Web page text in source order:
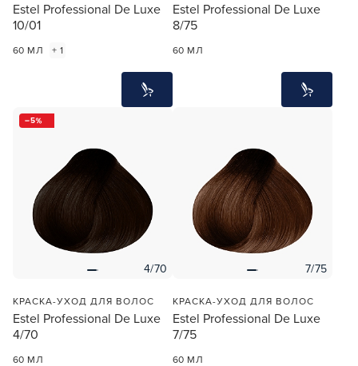
Estel Professional De Luxe
10/01
60 МЛ + 1
Estel Professional De Luxe
8/75
60 МЛ
5
4/70
КРАСКА-УХОД ДЛЯ ВОЛОС
Estel Professional De Luxe
4/70
60 МЛ
7/75
КРАСКА-УХОД ДЛЯ ВОЛОС
Estel Professional De Luxe
7/75
60 МЛ